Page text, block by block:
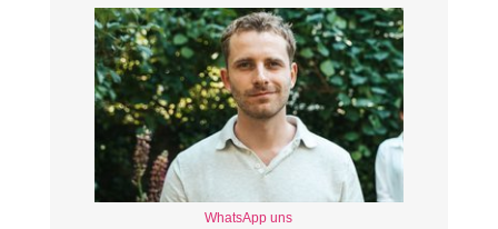
WhatsApp uns